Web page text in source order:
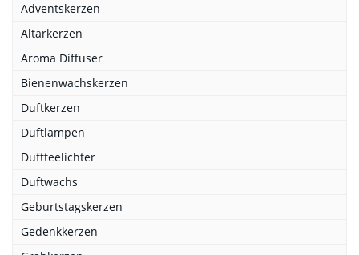
Adventskerzen
Altarkerzen
Aroma Diffuser
Bienenwachskerzen
Duftkerzen
Duftlampen
Duftteelichter
Duftwachs
Geburtstagskerzen
Gedenkkerzen